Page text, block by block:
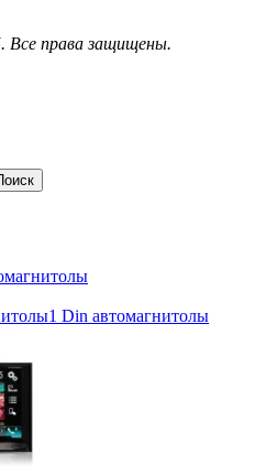
Все права защищены.
1 Din автомагнитолы